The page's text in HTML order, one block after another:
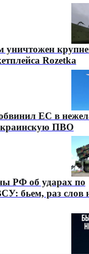
уничтожен
Rozetka
ЕС в
ПВО
РФ об ударах по
бьем, раз слов